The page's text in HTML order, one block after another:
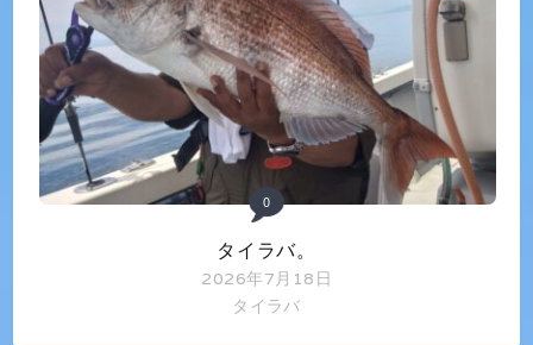
0
タイラバ。
2026年7月18日
タイラバ